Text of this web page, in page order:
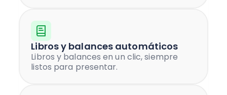
Libros y balances automáticos
Libros y balances en un clic, siempre
listos para presentar.